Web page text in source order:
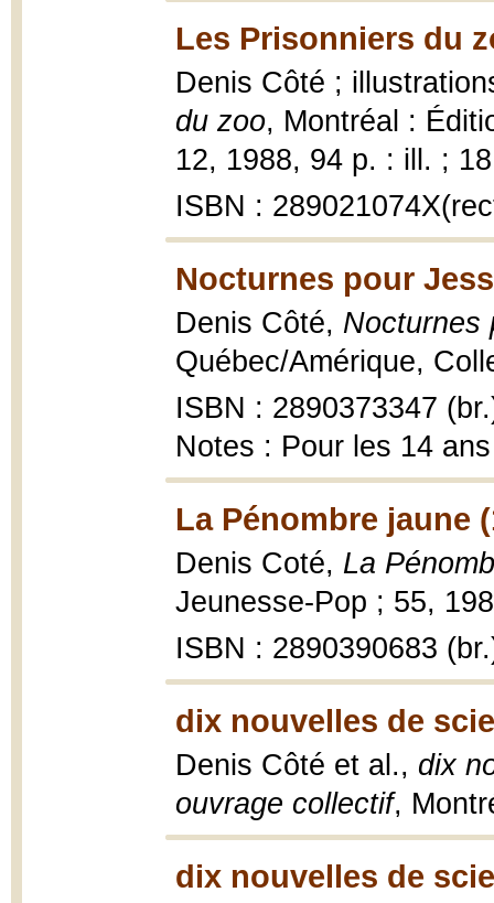
Les Prisonniers du
Denis Côté ;
du zoo, Montréal :
12, 1988, 94 p. : ill. ;
ISBN :
Nocturnes pour
Denis Côté, Nocturnes
Québec/Amérique,
ISBN : 2890373347
Notes : Pour les 14
La Pénombre jaune
Denis Coté, La
Jeunesse-Pop ; 55,
ISBN : 2890390683
dix nouvelles de
Denis Côté et al., dix
ouvrage collectif,
dix nouvelles de